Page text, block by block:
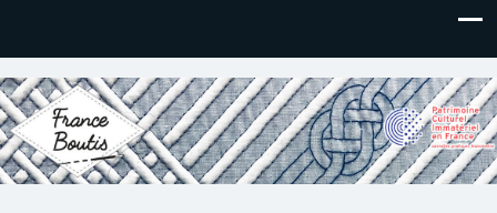
France Boutis
Le site de France Boutis